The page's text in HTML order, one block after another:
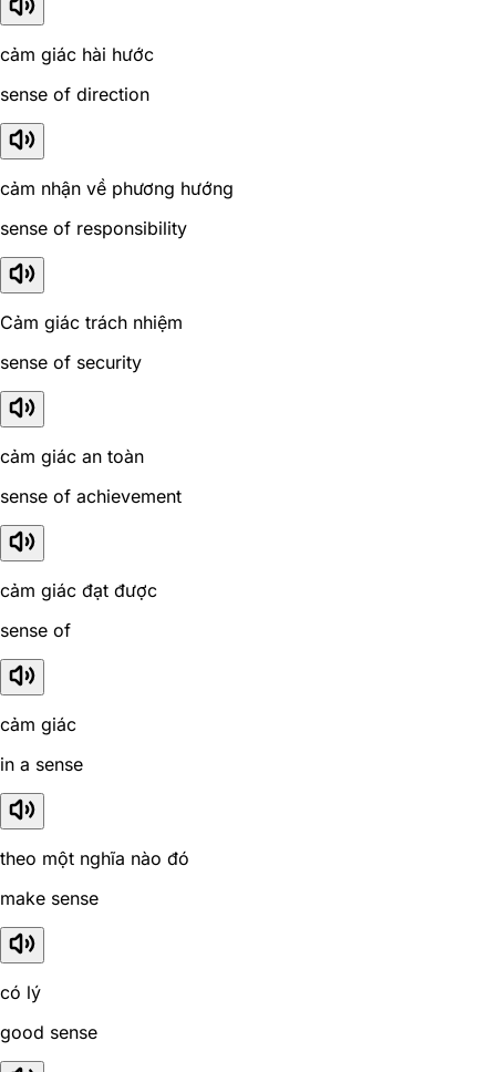
cảm giác hài hước
sense of direction
cảm nhận về phương hướng
sense of responsibility
Cảm giác trách nhiệm
sense of security
cảm giác an toàn
sense of achievement
cảm giác đạt được
sense of
cảm giác
in a sense
theo một nghĩa nào đó
make sense
có lý
good sense